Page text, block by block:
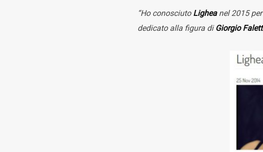
“Ho conosciuto Ligheanel 2015
dedicato alla figura di Giorgio